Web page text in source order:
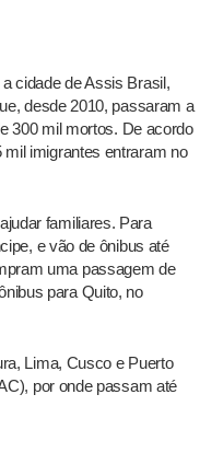
cidade de Assis Brasil,
desde 2010, passaram a
300 mil mortos. De acordo
imigrantes entraram no
familiares. Para
e vão de ônibus até
uma passagem de
para Quito, no
Lima, Cusco e Puerto
por onde passam até